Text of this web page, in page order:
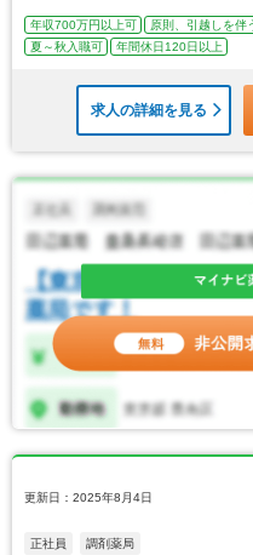
年収700万円以上可 原則、引越しを伴
夏～秋入職可
年間休日120日以上
求人の詳細を見る
更新日：2025年8月4日
正社員 調剤薬局